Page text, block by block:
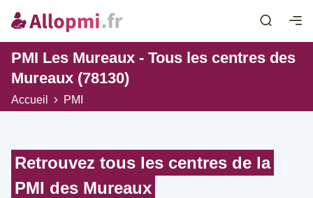
PMI Les Mureaux - Tous les centres des
Mureaux (78130)
Accueil PMI
Retrouvez tous les centres de la
PMI des Mureaux